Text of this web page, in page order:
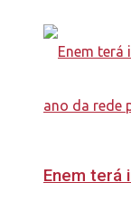
Enem terá